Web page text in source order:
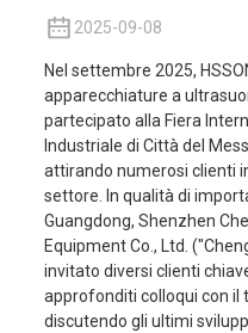
2025-09-08
Nel settembre 2025,
apparecchiature a
partecipato alla Fiera
Industriale di Città del
attirando numerosi clienti
settore. In qualità di
Guangdong, Shenzhen
Equipment Co., Ltd.
invitato diversi clienti
approfonditi colloqui con il
discutendo gli ultimi